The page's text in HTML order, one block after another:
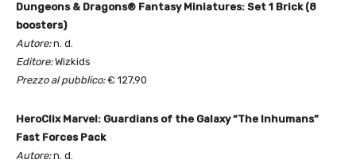
Dungeons & Dragons® Fantasy Miniatures: Set 1 Brick (8
boosters)
Autore:n. d.
Editore:Wizkids
Prezzo al pubblico:€ 127,90
HeroClix Marvel: Guardians of the Galaxy “The Inhumans”
Fast Forces Pack
Autore:n. d.